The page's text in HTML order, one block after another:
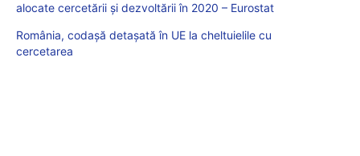
alocate cercetării și dezvoltării în 2020 – Eurostat
România, codașă detașată în UE la cheltuielile cu
cercetarea